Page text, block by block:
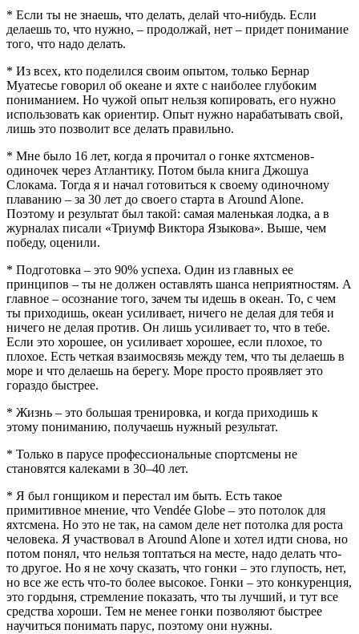
* Если ты не знаешь, что делать, делай что-нибудь. Если
делаешь то, что нужно, – продолжай, нет – придет понимание
того, что надо делать.
* Из всех, кто поделился своим опытом, только Бернар
Муатесье говорил об океане и яхте с наиболее глубоким
пониманием. Но чужой опыт нельзя копировать, его нужно
использовать как ориентир. Опыт нужно нарабатывать свой,
лишь это позволит все делать правильно.
* Мне было 16 лет, когда я прочитал о гонке яхтсменов-
одиночек через Атлантику. Потом была книга Джошуа
Слокама. Тогда я и начал готовиться к своему одиночному
плаванию – за 30 лет до своего старта в Around Alone.
Поэтому и результат был такой: самая маленькая лодка, а в
журналах писали «Триумф Виктора Языкова». Выше, чем
победу, оценили.
* Подготовка – это 90% успеха. Один из главных ее
принципов – ты не должен оставлять шанса неприятностям. А
главное – осознание того, зачем ты идешь в океан. То, с чем
ты приходишь, океан усиливает, ничего не делая для тебя и
ничего не делая против. Он лишь усиливает то, что в тебе.
Если это хорошее, он усиливает хорошее, если плохое, то
плохое. Есть четкая взаимосвязь между тем, что ты делаешь в
море и что делаешь на берегу. Море просто проявляет это
гораздо быстрее.
* Жизнь – это большая тренировка, и когда приходишь к
этому пониманию, получаешь нужный результат.
* Только в парусе профессиональные спортсмены не
становятся калеками в 30–40 лет.
* Я был гонщиком и перестал им быть. Есть такое
примитивное мнение, что Vendée Globe – это потолок для
яхтсмена. Но это не так, на самом деле нет потолка для роста
человека. Я участвовал в Around Alone и хотел идти снова, но
потом понял, что нельзя топтаться на месте, надо делать что-
то другое. Но я не хочу сказать, что гонки – это глупость, нет,
но все же есть что-то более высокое. Гонки – это конкуренция,
это гордыня, стремление показать, что ты лучший, и тут все
средства хороши. Тем не менее гонки позволяют быстрее
научиться понимать парус, поэтому они нужны.